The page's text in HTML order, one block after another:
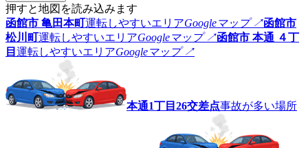
押すと地図を読み込みます
函館市 亀田本町運転しやすいエリアGoogleマップ ↗函館市
松川町運転しやすいエリアGoogleマップ ↗函館市 本通 ４丁
目 運転しやすいエリアGoogleマップ ↗
本通1丁目26交差点事故が多い場所